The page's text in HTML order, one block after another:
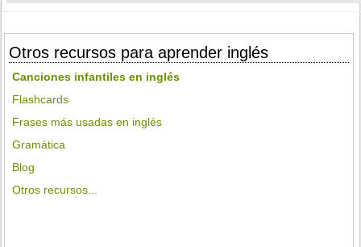
Otros recursos para aprender inglés
Canciones infantiles en inglés
Flashcards
Frases más usadas en inglés
Gramática
Blog
Otros recursos...